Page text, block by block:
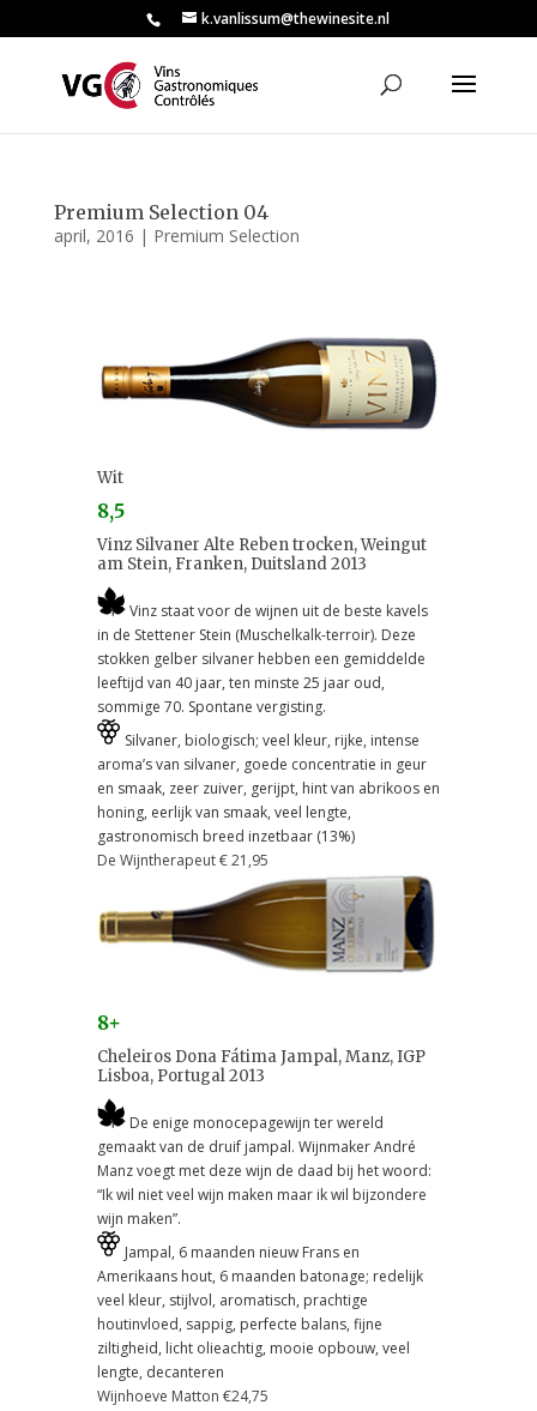
k.vanlissum@thewinesite.nl
Premium Selection 04
april, 2016 | Premium Selection
Wit
8,5
Vinz Silvaner Alte Reben trocken, Weingut
am Stein, Franken, Duitsland 2013
Vinz staat voor de wijnen uit de beste kavels
in de Stettener Stein (Muschelkalk-terroir). Deze
stokken gelber silvaner hebben een gemiddelde
leeftijd van 40 jaar, ten minste 25 jaar oud,
sommige 70. Spontane vergisting.
Silvaner, biologisch; veel kleur, rijke, intense
aroma’s van silvaner, goede concentratie in geur
en smaak, zeer zuiver, gerijpt, hint van abrikoos en
honing, eerlijk van smaak, veel lengte,
gastronomisch breed inzetbaar (13%)
De Wijntherapeut € 21,95
8+
Cheleiros Dona Fátima Jampal, Manz, IGP
Lisboa, Portugal 2013
De enige monocepagewijn ter wereld
gemaakt van de druif jampal. Wijnmaker André
Manz voegt met deze wijn de daad bij het woord:
“Ik wil niet veel wijn maken maar ik wil bijzondere
wijn maken”.
Jampal, 6 maanden nieuw Frans en
Amerikaans hout, 6 maanden batonage; redelijk
veel kleur, stijlvol, aromatisch, prachtige
houtinvloed, sappig, perfecte balans, fijne
ziltigheid, licht olieachtig, mooie opbouw, veel
lengte, decanteren
Wijnhoeve Matton €24,75